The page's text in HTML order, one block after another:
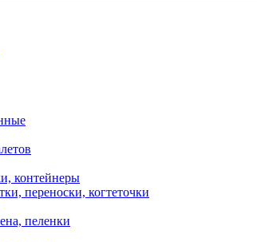
контейнеры
переноски, когтеточки
пеленки